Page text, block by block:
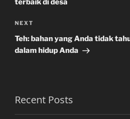
terbaik di desa
Next
Post
NEXT
Teh: bahan yang Anda tidak
dalam hidup Anda
Recent Posts